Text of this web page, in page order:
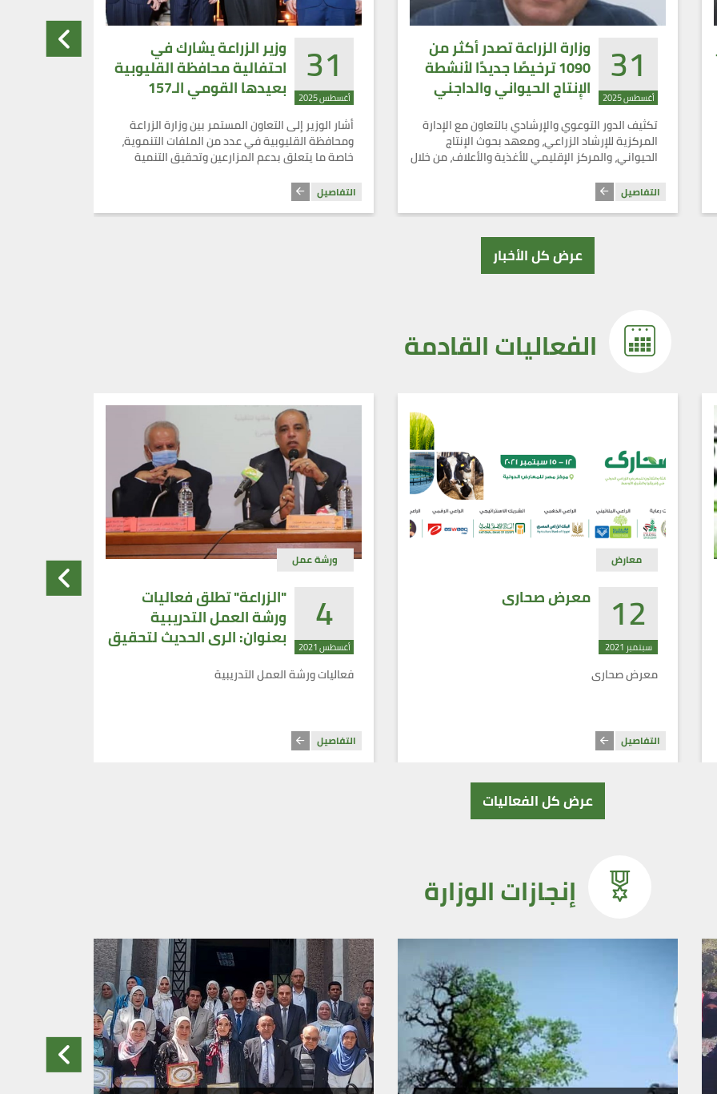
31
أغسطس 2025
وزارة الزراعة تصدر أكثر من
1090 ترخيصًا جديدًا لأنشطة
الإنتاج الحيواني والداجني
وتُعزز دعم المربي الصغير
خلال أغسطس
تكثيف الدور التوعوي والإرشادي بالتعاون مع الإدارة
المركزية للإرشاد الزراعي، ومعهد بحوث الإنتاج
الحيواني، والمركز الإقليمي للأغذية والأعلاف، من خلال
التفاصيل
31
أغسطس 2025
وزير الزراعة يشارك في
احتفالية محافظة القليوبية
بعيدها القومي الـ157
ويؤكد أهمية القناطر
الخيرية في النهضة الزراعية
أشار الوزير إلى التعاون المستمر بين وزارة الزراعة
ومحافظة القليوبية في عدد من الملفات التنموية،
خاصة ما يتعلق بدعم المزارعين وتحقيق التنمية
التفاصيل
عرض كل الأخبار
الفعاليات القادمة
معارض
12
سبتمبر 2021
معرض صحارى
معرض صحارى
التفاصيل
ورشة عمل
4
أغسطس 2021
"الزراعة" تطلق فعاليات
ورشة العمل التدريبية
بعنوان: الرى الحديث لتحقيق
فعاليات ورشة العمل التدريبية
التفاصيل
عرض كل الفعاليات
إنجازات الوزارة